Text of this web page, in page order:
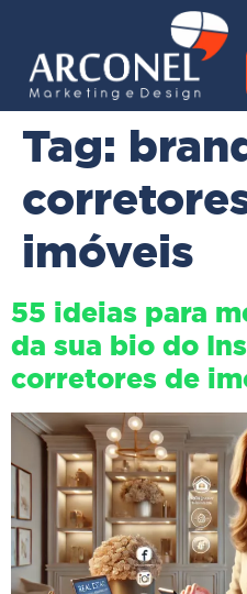
Tag:
imóveis
55 ideias para
da sua bio do
corretores de